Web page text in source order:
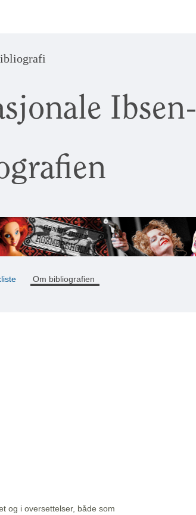
Ibsen-
Om bibliografien
og i oversettelser, både som